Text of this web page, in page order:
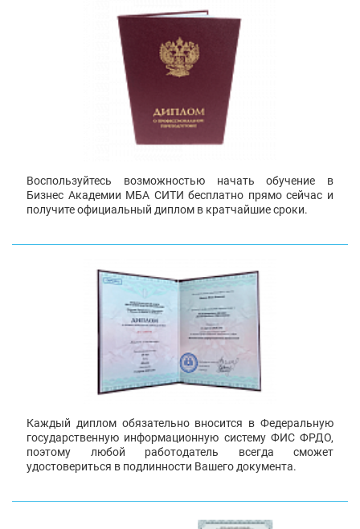
Воспользуйтесь возможностью начать обучение в
Бизнес Академии МБА СИТИ бесплатно прямо сейчас и
получите официальный диплом в кратчайшие сроки.
Каждый диплом обязательно вносится в Федеральную
государственную информационную систему ФИС ФРДО,
поэтому любой работодатель всегда сможет
удостовериться в подлинности Вашего документа.